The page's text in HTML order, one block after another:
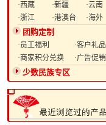
·西藏
·新疆
·云南
·浙江
·港澳台 ·海外
团购定制
·员工福利
·客户礼品
·商家积分兑换
·广告促销
少数民族专区